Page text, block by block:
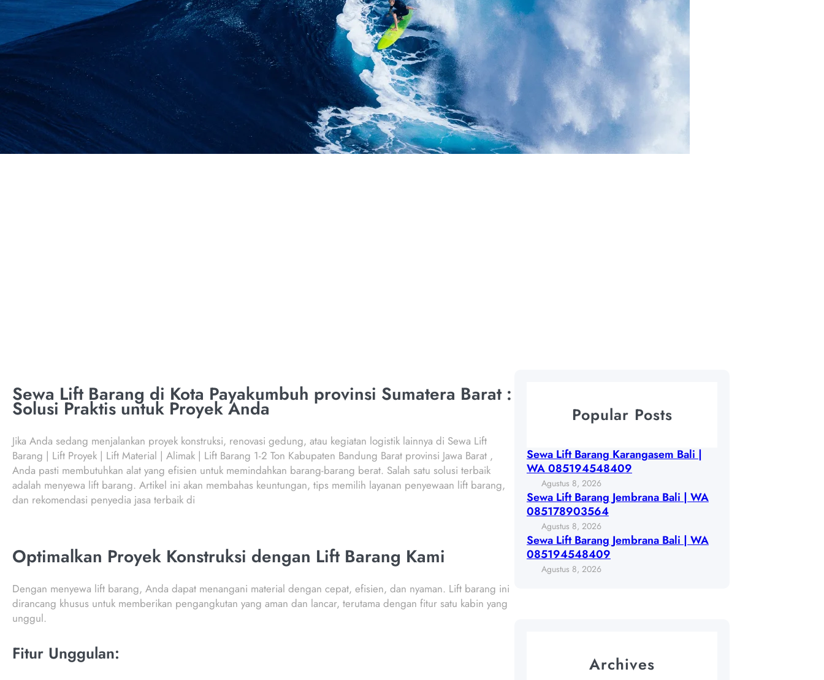
Sewa Lift Barang di Kota Payakumbuh provinsi Sumatera Barat :
Solusi Praktis untuk Proyek Anda
Jika Anda sedang menjalankan proyek konstruksi, renovasi gedung, atau kegiatan logistik lainnya di Sewa Lift
Barang | Lift Proyek | Lift Material | Alimak | Lift Barang 1-2 Ton Kabupaten Bandung Barat provinsi Jawa Barat ,
Anda pasti membutuhkan alat yang efisien untuk memindahkan barang-barang berat. Salah satu solusi terbaik
adalah menyewa lift barang. Artikel ini akan membahas keuntungan, tips memilih layanan penyewaan lift barang,
dan rekomendasi penyedia jasa terbaik di
Optimalkan Proyek Konstruksi dengan Lift Barang Kami
Dengan menyewa lift barang, Anda dapat menangani material dengan cepat, efisien, dan nyaman. Lift barang ini
dirancang khusus untuk memberikan pengangkutan yang aman dan lancar, terutama dengan fitur satu kabin yang
unggul.
Fitur Unggulan:
Popular Posts
Sewa Lift Barang Karangasem Bali |
WA 085194548409
Agustus 8, 2026
Sewa Lift Barang Jembrana Bali | WA
085178903564
Agustus 8, 2026
Sewa Lift Barang Jembrana Bali | WA
085194548409
Agustus 8, 2026
Archives